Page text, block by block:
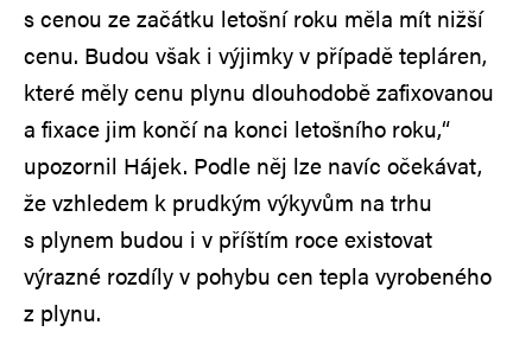
s cenou ze začátku letošní roku měla mít nižší
cenu. Budou však i výjimky v případě tepláren,
které měly cenu plynu dlouhodobě zafixovanou
a fixace jim končí na konci letošního roku,“
upozornil Hájek. Podle něj lze navíc očekávat,
že vzhledem k prudkým výkyvům na trhu
s plynem budou i v příštím roce existovat
výrazné rozdíly v pohybu cen tepla vyrobeného
z plynu.